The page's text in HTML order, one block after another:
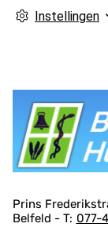
Instellingen
A
d
Prins
Belfeld
077-